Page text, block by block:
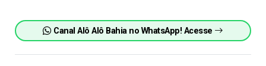
Canal Alô Alô Bahia no WhatsApp! Acesse